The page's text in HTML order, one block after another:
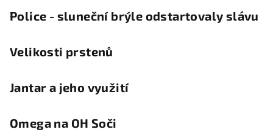
Police - sluneční brýle odstartovaly slávu
Velikosti prstenů
Jantar a jeho využití
Omega na OH Soči